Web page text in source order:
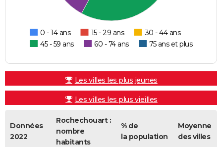
0 - 14 ans 15 - 29 ans
30 - 44 ans
45 - 59 ans
60 - 74 ans 75 ans et plus
Les villes les plus jeunes
Les villes les plus vieilles
Données
2022
Rochechouart :
nombre
habitants
% de
la population
Moyenne
des villes